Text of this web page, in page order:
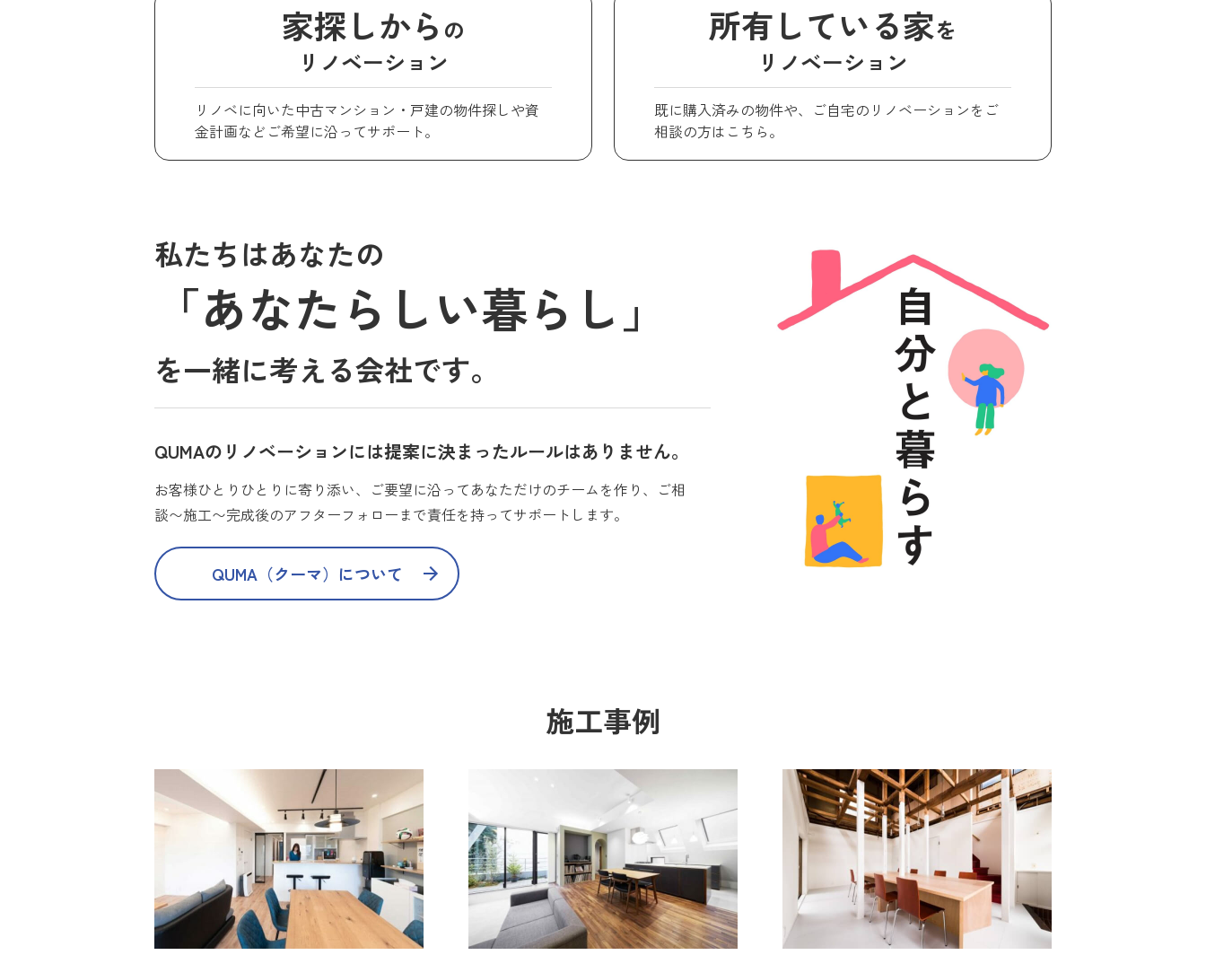
家探しから の
リノベーション
リノベに向いた中古マンション・戸建の物件探しや資
金計画などご希望に沿ってサポート。
所有している家を
リノベーション
既に購入済みの物件や、ご自宅のリノベーションをご
相談の方はこちら。
私たちはあなたの
「あなたらしい暮らし」
を一緒に考える会社です。
QUMAのリノベーションには提案に決まったルールはありません。
お客様ひとりひとりに寄り添い、ご要望に沿ってあなただけのチームを作り、ご相
談〜施工〜完成後のアフターフォローまで責任を持ってサポートします。
QUMA（クーマ）について
施工事例